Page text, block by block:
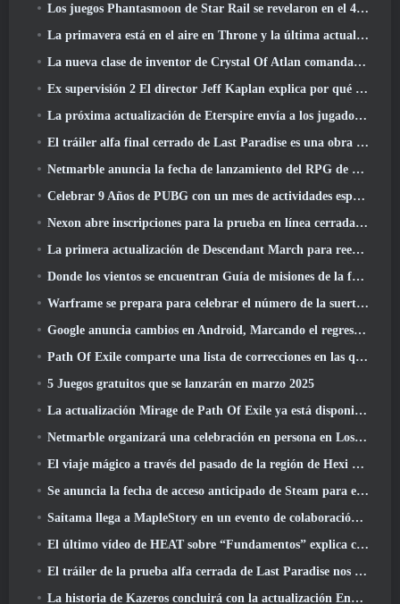
Los juegos Phantasmoon de Star Rail se revelaron en el 4.1 Programa Especial
La primavera está en el aire en Throne y la última actualización de Liberty
La nueva clase de inventor de Crystal Of Atlan comanda a los Magitech Mechs en la batalla
Ex supervisión 2 El director Jeff Kaplan explica por qué dejó a Blizzard
La próxima actualización de Eterspire envía a los jugadores a las minas enanas
El tráiler alfa final cerrado de Last Paradise es una obra de arte pequeña pero aterradora
Netmarble anuncia la fecha de lanzamiento del RPG de acción para domesticar monstruos Mongil: Buceo estelar
Celebrar 9 Años de PUBG con un mes de actividades especiales
Nexon abre inscripciones para la prueba en línea cerrada de abril de MapleStory Classic World
La primera actualización de Descendant March para reequilibrar el Sharen y presentar contenido nuevo
Donde los vientos se encuentran Guía de misiones de la fortaleza de Whitecrown
Warframe se prepara para celebrar el número de la suerte 13 Con eventos de aniversario
Google anuncia cambios en Android, Marcando el regreso de Fortnite a Play Store
Path Of Exile comparte una lista de correcciones en las que se está trabajando después del lanzamiento de Mirage
5 Juegos gratuitos que se lanzarán en marzo 2025
La actualización Mirage de Path Of Exile ya está disponible
Netmarble organizará una celebración en persona en Los Ángeles. Antes de los siete pecados capitales: Lanzamiento de origen
El viaje mágico a través del pasado de la región de Hexi comienza donde los vientos se encuentran hoy
Se anuncia la fecha de acceso anticipado de Steam para el ARPG Crystalfall de Steampunk
Saitama llega a MapleStory en un evento de colaboración con One-Punch Man
El último vídeo de HEAT sobre “Fundamentos” explica cómo trabajan juntos los agentes y los tanques
El tráiler de la prueba alfa cerrada de Last Paradise nos recuerda cómo es realmente sobrevivir al Apocalipsis zombi
La historia de Kazeros concluirá con la actualización Ends Of The Abyss de Lost Ark